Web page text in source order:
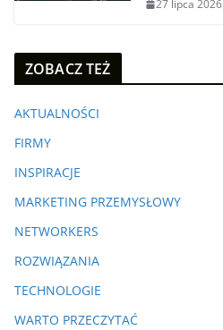
27 lipca 2026
ZOBACZ TEŻ
AKTUALNOŚCI
FIRMY
INSPIRACJE
MARKETING PRZEMYSŁOWY
NETWORKERS
ROZWIĄZANIA
TECHNOLOGIE
WARTO PRZECZYTAĆ